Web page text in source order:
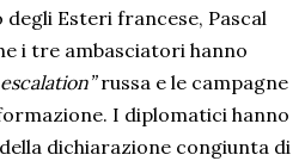
Esteri francese, Pascal
i tre ambasciatori hanno
russa e le campagne
I diplomatici hanno
dichiarazione congiunta di